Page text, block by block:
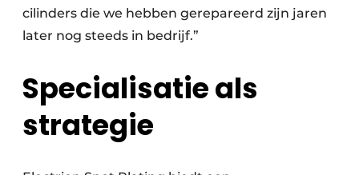
cilinders die we hebben gerepareerd zijn jaren
later nog steeds in bedrijf.”
Specialisatie als
strategie